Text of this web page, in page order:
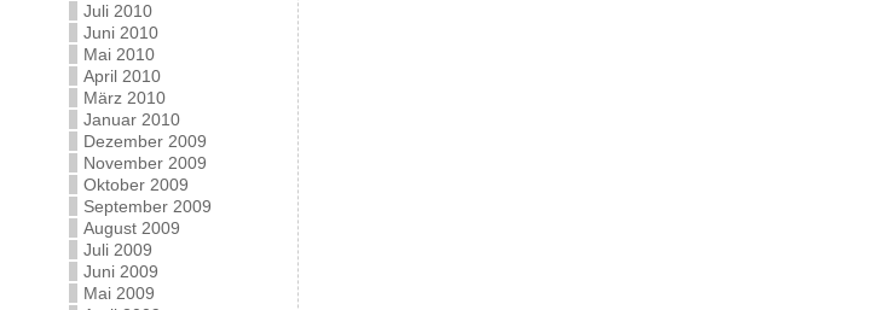
Juli 2010
Juni 2010
Mai 2010
April 2010
März 2010
Januar 2010
Dezember 2009
November 2009
Oktober 2009
September 2009
August 2009
Juli 2009
Juni 2009
Mai 2009